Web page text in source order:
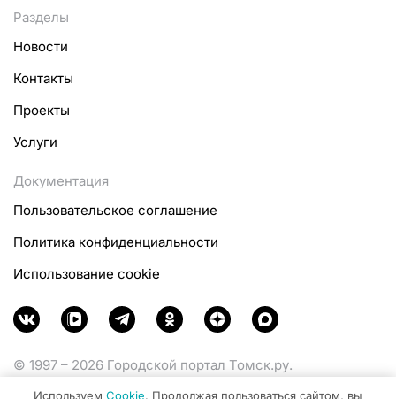
Разделы
Новости
Контакты
Проекты
Услуги
Документация
Пользовательское соглашение
Политика конфиденциальности
Использование cookie
© 1997 – 2026 Городской портал Томск.ру.
Используем Cookie. Продолжая пользоваться сайтом, вы